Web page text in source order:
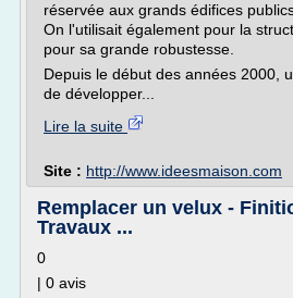
réservée aux grands édifices
On l'utilisait également pour la
pour sa grande robustesse.
Depuis le début des années 2000,
de développer...
Lire la suite
Site : http://www.ideesmaison.com
Remplacer un velux -
Travaux ...
0
| 0 avis